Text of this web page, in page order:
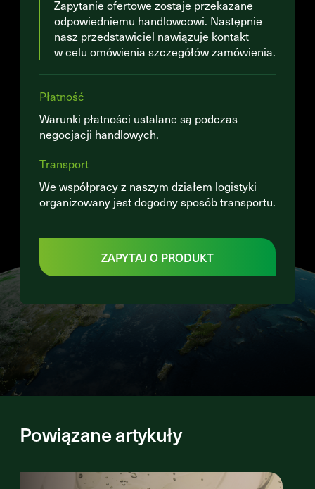
Zapytanie ofertowe zostaje przekazane
odpowiedniemu handlowcowi. Następnie
nasz przedstawiciel nawiązuje kontakt
w celu omówienia szczegółów zamówienia.
Płatność
Warunki płatności ustalane są podczas
negocjacji handlowych.
Transport
We współpracy z naszym działem logistyki
organizowany jest dogodny sposób transportu.
ZAPYTAJ O PRODUKT
Powiązane artykuły